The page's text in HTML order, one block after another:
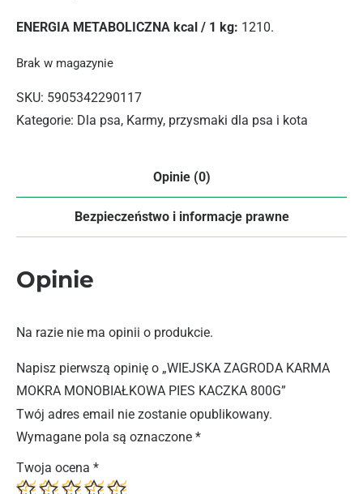
ENERGIA METABOLICZNA kcal / 1 kg: 1210.
Brak w magazynie
SKU: 5905342290117
Kategorie: Dla psa, Karmy, przysmaki dla psa i kota
Opinie (0)
Bezpieczeństwo i informacje prawne
Opinie
Na razie nie ma opinii o produkcie.
Napisz pierwszą opinię o „WIEJSKA ZAGRODA KARMA
MOKRA MONOBIAŁKOWA PIES KACZKA 800G”
Twój adres email nie zostanie opublikowany.
Wymagane pola są oznaczone *
Twoja ocena *